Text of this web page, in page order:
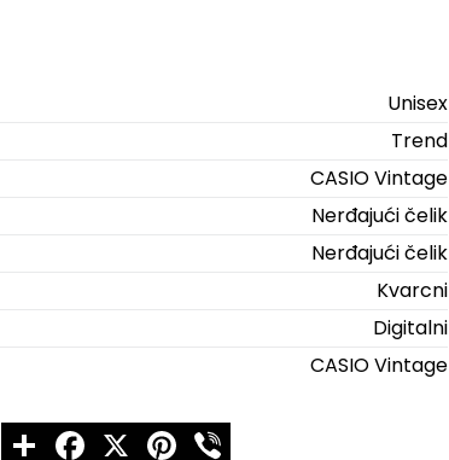
Unisex
Trend
CASIO Vintage
Nerđajući čelik
Nerđajući čelik
Kvarcni
Digitalni
CASIO Vintage
ShareFacebook
X Pinterest